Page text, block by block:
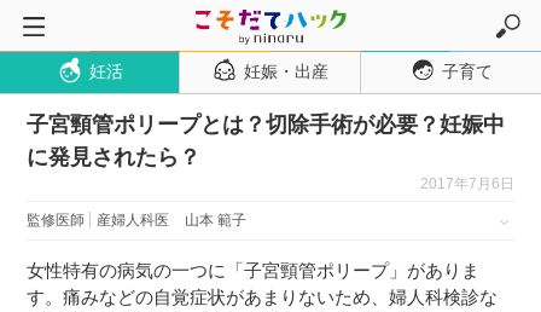
トップページ
妊活
妊娠・出産
妊娠中期
妊活 妊娠・出産 子育て
子宮頸管ポリープとは？切除手術が必要？妊娠中
に発見されたら？
2017年7月6日
監修医師 産婦人科医 山本 範子
女性特有の病気の一つに「子宮頸管ポリープ」がありま
す。痛みなどの自覚症状があまりないため、婦人科検診な